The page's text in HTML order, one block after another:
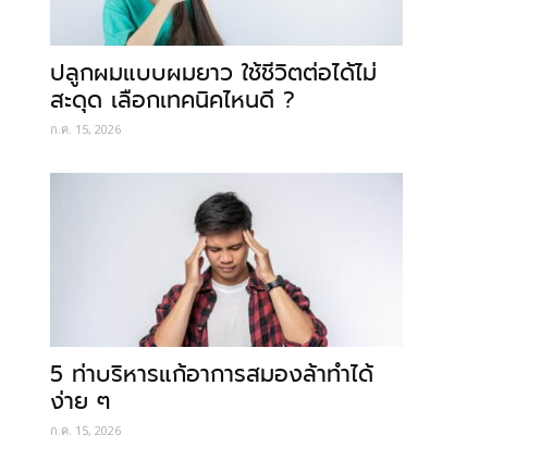
ปลูกผมแบบผมยาว ใช้ชีวิตต่อได้ไม่
สะดุด เลือกเทคนิคไหนดี ?
ก.ค. 15, 2026
5 ท่าบริหารแก้อาการสมองล้าทำได้
ง่าย ๆ
ก.ค. 15, 2026